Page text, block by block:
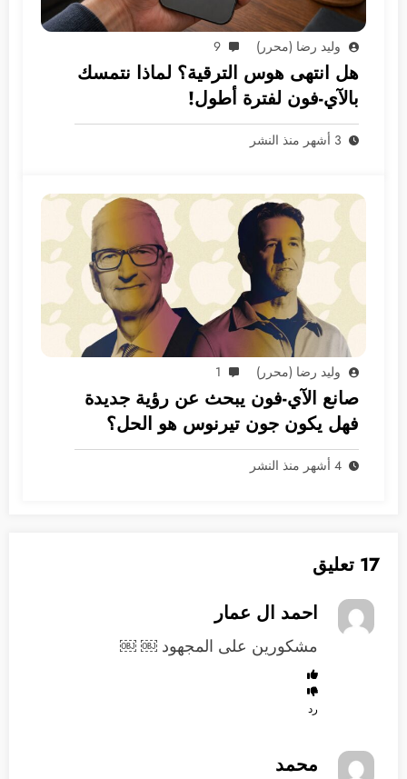
وليد رضا (محرر) 9
هل انتهى هوس الترقية؟ لماذا نتمسك
بالآي-فون لفترة أطول!
3 أشهر منذ النشر
وليد رضا (محرر) 1
صانع الآي-فون يبحث عن رؤية جديدة
فهل يكون جون تيرنوس هو الحل؟
4 أشهر منذ النشر
17 تعليق
احمد ال عمار
مشكورين على المجهود ￼ ￼
رد
محمد